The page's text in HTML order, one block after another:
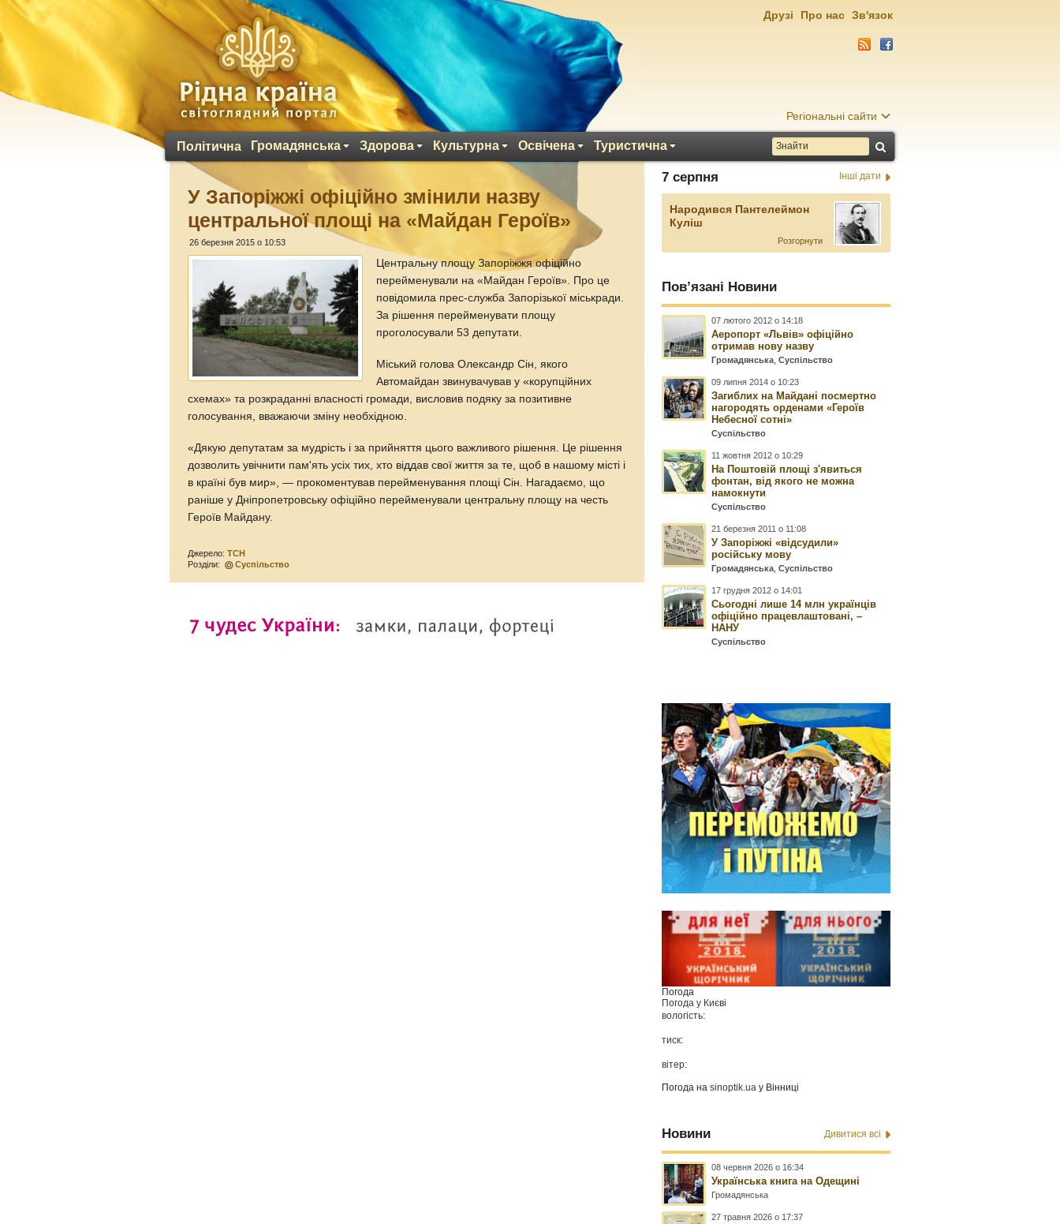
Регіональні сайти
Політична Громадянська Здорова Культурна Освічена Туристична
Друзі Про нас Зв'язок
У Запоріжжі офіційно змінили назву
центральної площі на «Майдан Героїв»
26 березня 2015 о 10:53
Центральну площу Запоріжжя офіційно
перейменували на «Майдан Героїв». Про це
повідомила прес-служба Запорізької міськради.
За рішення перейменувати площу
проголосували 53 депутати.
Міський голова Олександр Сін, якого
Автомайдан звинувачував у «корупційних
схемах» та розкраданні власності громади, висловив подяку за позитивне
голосування, вважаючи зміну необхідною.
«Дякую депутатам за мудрість і за прийняття цього важливого рішення. Це рішення
дозволить увічнити пам'ять усіх тих, хто віддав свої життя за те, щоб в нашому місті і
в країні був мир», — прокоментував перейменування площі Сін. Нагадаємо, що
раніше у Дніпропетровську офіційно перейменували центральну площу на честь
Героїв Майдану.
Джерело:ТСН
Розділи:
Суспільство
7 серпня Інші дати
Народився Пантелеймон
Куліш
Розгорнути
Пов’язані Новини
07 лютого 2012 о 14:18
Аеропорт «Львів» офіційно
отримав нову назву
Громадянська ,Суспільство
09 липня 2014 о 10:23
Загиблих на Майдані посмертно
нагородять орденами «Героїв
Небесної сотні»
Суспільство
11 жовтня 2012 о 10:29
На Поштовій площі з'явиться
фонтан, від якого не можна
намокнути
Суспільство
21 березня 2011 о 11:08
У Запоріжжі «відсудили»
російську мову
Громадянська ,Суспільство
17 грудня 2012 о 14:01
Сьогодні лише 14 млн українців
офіційно працевлаштовані, –
НАНУ
Суспільство
Погода
Погода у Києві
вологість:
тиск:
вітер:
Погода наsinoptik.ua у Вінниці
Новини Дивитися всі
08 червня 2026 о 16:34
Українська книга на Одещині
Громадянська
27 травня 2026 о 17:37